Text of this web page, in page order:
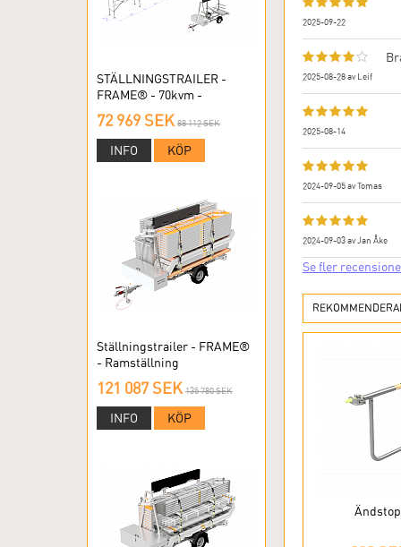
STÄLLNINGSTRAILER -
FRAME® - 70kvm -
RAMSTÄLLNING
72 969 SEK 88 112 SEK
INFO KÖP
Ställningstrailer - FRAME®
- Ramställning
121 087 SEK 135 780 SEK
INFO KÖP
2025-09-22
2025-08-28avLeif
2025-08-14
2024-09-05avTomas
2024-09-03avJan Åke
Se fler